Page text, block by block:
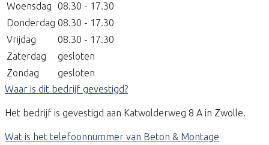
Woensdag
08.30 - 17.30
Donderdag 08.30 - 17.30
Vrijdag
08.30 - 17.30
Zaterdag
gesloten
Zondag
gesloten
Waar is dit bedrijf gevestigd?
Het bedrijf is gevestigd aan Katwolderweg 8 A in Zwolle.
Wat is het telefoonnummer van Beton & Montage